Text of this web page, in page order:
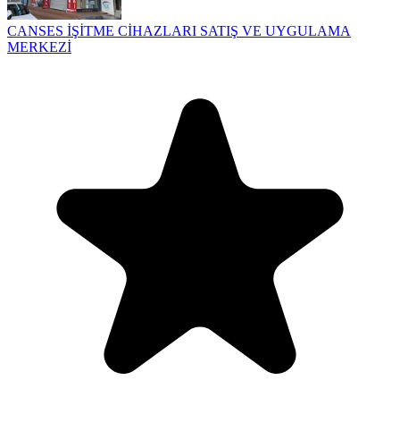
CANSES İŞİTME CİHAZLARI SATIŞ VE UYGULAMA
MERKEZİ